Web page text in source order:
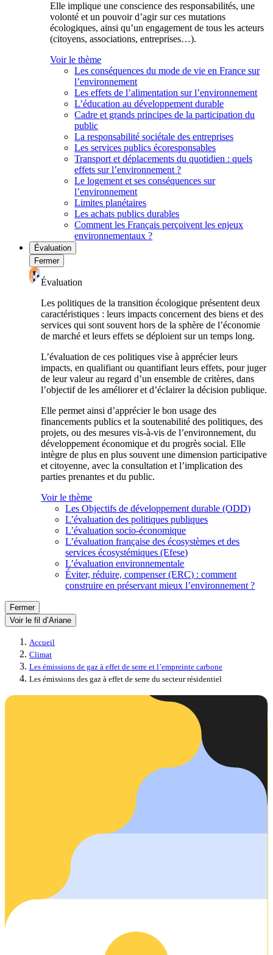
Elle implique une conscience des responsabilités, une
volonté et un pouvoir d’agir sur ces mutations
écologiques, ainsi qu’un engagement de tous les acteurs
(citoyens, associations, entreprises…).
Voir le thème
Les conséquences du mode de vie en France sur
l’environnement
Les effets de l’alimentation sur l’environnement
L’éducation au développement durable
Cadre et grands principes de la participation du
public
La responsabilité sociétale des entreprises
Les services publics écoresponsables
Transport et déplacements du quotidien : quels
effets sur l’environnement ?
Le logement et ses conséquences sur
l’environnement
Limites planétaires
Les achats publics durables
Comment les Français perçoivent les enjeux
environnementaux ?
Évaluation
Fermer
Évaluation
Les politiques de la transition écologique présentent deux
caractéristiques : leurs impacts concernent des biens et des
services qui sont souvent hors de la sphère de l’économie
de marché et leurs effets se déploient sur un temps long.
L’évaluation de ces politiques vise à apprécier leurs
impacts, en qualifiant ou quantifiant leurs effets, pour juger
de leur valeur au regard d’un ensemble de critères, dans
l’objectif de les améliorer et d’éclairer la décision publique.
Elle permet ainsi d’apprécier le bon usage des
financements publics et la soutenabilité des politiques, des
projets, ou des mesures vis-à-vis de l’environnement, du
développement économique et du progrès social. Elle
intègre de plus en plus souvent une dimension participative
et citoyenne, avec la consultation et l’implication des
parties prenantes et du public.
Voir le thème
Les Objectifs de développement durable (ODD)
L’évaluation des politiques publiques
L’évaluation socio-économique
L’évaluation française des écosystèmes et des
services écosystémiques (Efese)
L’évaluation environnementale
Éviter, réduire, compenser (ERC) : comment
construire en préservant mieux l’environnement ?
Fermer
Voir le fil d’Ariane
Accueil
Climat
Les émissions de gaz à effet de serre et l’empreinte carbone
Les émissions des gaz à effet de serre du secteur résidentiel